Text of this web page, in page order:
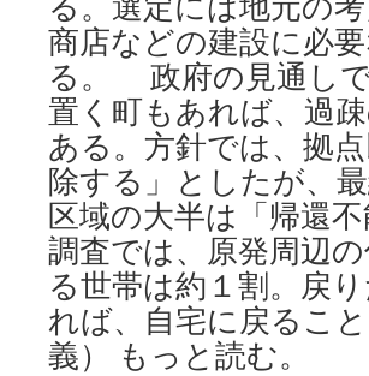
商店などの建設に必
る。 政府の見通し
置く町もあれば、過
ある。方針では、拠
除する」としたが、
区域の大半は「帰還
調査では、原発周辺
る世帯は約１割。戻
れば、自宅に戻るこ
義） もっと読む。